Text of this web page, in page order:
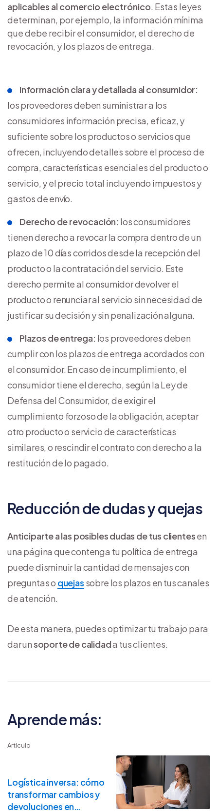
aplicables al comercio electrónico. Estas leyes
determinan, por ejemplo, la información mínima
que debe recibir el consumidor, el derecho de
revocación, y los plazos de entrega.
Información clara y detallada al consumidor:
los proveedores deben suministrar a los
consumidores información precisa, eficaz, y
suficiente sobre los productos o servicios que
ofrecen, incluyendo detalles sobre el proceso de
compra, características esenciales del producto o
servicio, y el precio total incluyendo impuestos y
gastos de envío.
Derecho de revocación: los consumidores
tienen derecho a revocar la compra dentro de un
plazo de 10 días corridos desde la recepción del
producto o la contratación del servicio. Este
derecho permite al consumidor devolver el
producto o renunciar al servicio sin necesidad de
justificar su decisión y sin penalización alguna.
Plazos de entrega: los proveedores deben
cumplir con los plazos de entrega acordados con
el consumidor. En caso de incumplimiento, el
consumidor tiene el derecho, según la Ley de
Defensa del Consumidor, de exigir el
cumplimiento forzoso de la obligación, aceptar
otro producto o servicio de características
similares, o rescindir el contrato con derecho a la
restitución de lo pagado.
Reducción de dudas y quejas
Anticiparte a las posibles dudas de tus clientesen
una página que contenga tu política de entrega
puede disminuir la cantidad de mensajes con
preguntas o quejas sobre los plazos en tus canales
de atención.
De esta manera, puedes optimizar tu trabajo para
dar unsoporte de calidada tus clientes.
Aprende más:
Artículo
Logística inversa: cómo
transformar cambios y
devoluciones en